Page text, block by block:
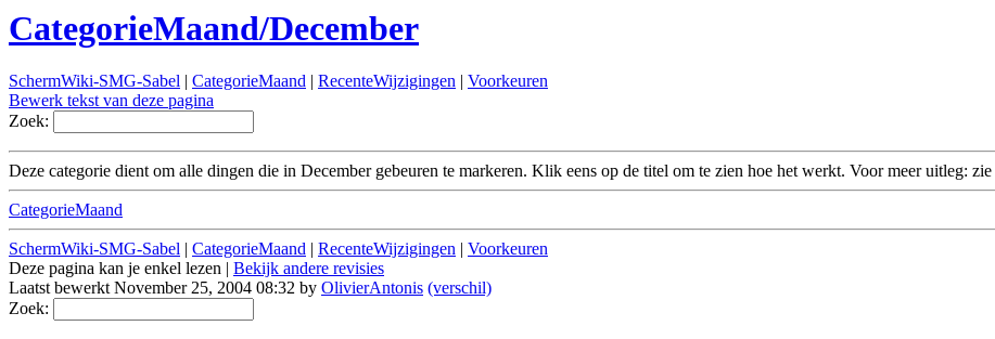
CategorieMaand/December
SchermWiki-SMG-Sabel | CategorieMaand | RecenteWijzigingen | Voorkeuren
Bewerk tekst van deze pagina
Zoek:
Deze categorie dient om alle dingen die in December gebeuren te markeren. Klik eens op de titel om te zien hoe het werkt. Voor meer uitleg: zie
CategorieMaand
SchermWiki-SMG-Sabel | CategorieMaand | RecenteWijzigingen | Voorkeuren
Deze pagina kan je enkel lezen | Bekijk andere revisies
Laatst bewerkt November 25, 2004 08:32 by OlivierAntonis (verschil)
Zoek: